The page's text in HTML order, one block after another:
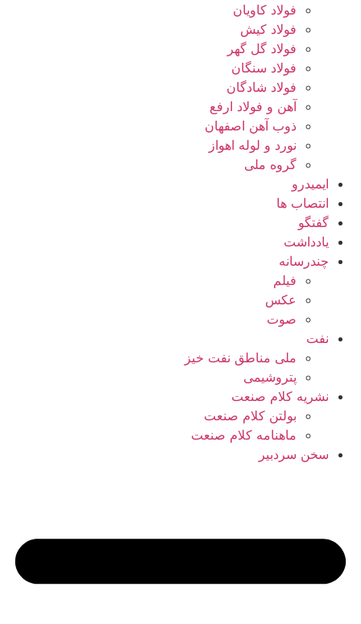
فولاد کاویان
فولاد کیش
فولاد گل گهر
فولاد سنگان
فولاد شادگان
آهن و فولاد ارفع
ذوب آهن اصفهان
نورد و لوله اهواز
گروه ملی
ایمیدرو
انتصاب ها
گفتگو
یادداشت
چندرسانه
فیلم
عکس
صوت
نفت
ملی مناطق نفت خیز
پتروشیمی
نشریه کلام صنعت
بولتن کلام صنعت
ماهنامه کلام صنعت
سخن سردبیر